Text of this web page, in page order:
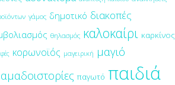
γάμος δημοτικό διακοπές
θηλασμός καλοκαίρι καρκίνος
κορωνοϊός μαγειρική μαγιό
παγωτό παιδιά